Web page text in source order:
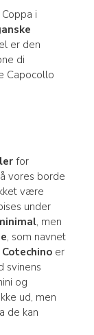
i
er den
di
Capocollo
for
vores borde
være
under
, men
, som navnet
Cotechinoer
svinens
og
ud, men
de kan